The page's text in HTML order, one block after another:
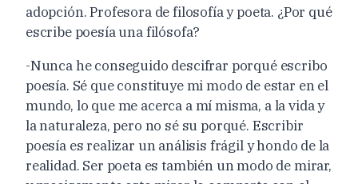
adopción. Profesora de filosofía y poeta. ¿Por qué
escribe poesía una filósofa?
-Nunca he conseguido descifrar porqué escribo
poesía. Sé que constituye mi modo de estar en el
mundo, lo que me acerca a mí misma, a la vida y
la naturaleza, pero no sé su porqué. Escribir
poesía es realizar un análisis frágil y hondo de la
realidad. Ser poeta es también un modo de mirar,